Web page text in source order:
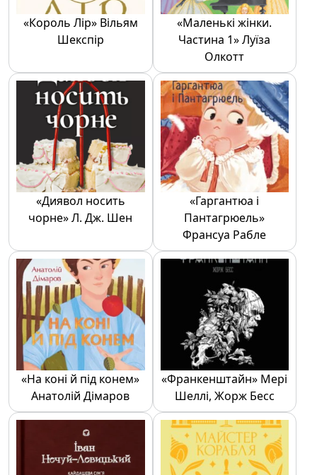
«Король Лір» Вільям
Шекспір
«Маленькі жінки.
Частина 1» Луїза
Олкотт
«Диявол носить
чорне» Л. Дж. Шен
«Гаргантюа і
Пантагрюель»
Франсуа Рабле
«На коні й під конем»
Анатолій Дімаров
«Франкенштайн» Мері
Шеллі, Жорж Бесс